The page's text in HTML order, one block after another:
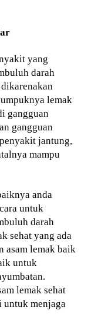
yang
darah
lemak
gangguan
gangguan
jantung,
mampu
anda
untuk
darah
sehat yang ada
asam lemak baik
untuk
lemak sehat
untuk menjaga